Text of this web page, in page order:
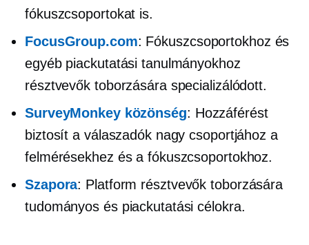
fókuszcsoportokat is.
FocusGroup.com: Fókuszcsoportokhoz és
egyéb piackutatási tanulmányokhoz
résztvevők toborzására specializálódott.
SurveyMonkey közönség: Hozzáférést
biztosít a válaszadók nagy csoportjához a
felmérésekhez és a fókuszcsoportokhoz.
Szapora: Platform résztvevők toborzására
tudományos és piackutatási célokra.